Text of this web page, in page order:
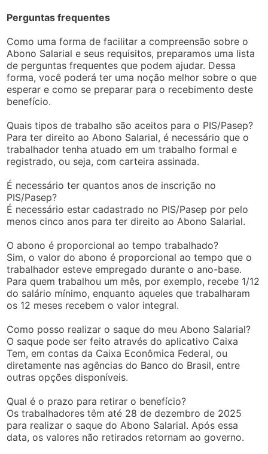
Perguntas frequentes
Como uma forma de facilitar a compreensão sobre o
Abono Salarial e seus requisitos, preparamos uma lista
de perguntas frequentes que podem ajudar. Dessa
forma, você poderá ter uma noção melhor sobre o que
esperar e como se preparar para o recebimento deste
benefício.
Quais tipos de trabalho são aceitos para o PIS/Pasep?
Para ter direito ao Abono Salarial, é necessário que o
trabalhador tenha atuado em um trabalho formal e
registrado, ou seja, com carteira assinada.
É necessário ter quantos anos de inscrição no
PIS/Pasep?
É necessário estar cadastrado no PIS/Pasep por pelo
menos cinco anos para ter direito ao Abono Salarial.
O abono é proporcional ao tempo trabalhado?
Sim, o valor do abono é proporcional ao tempo que o
trabalhador esteve empregado durante o ano-base.
Para quem trabalhou um mês, por exemplo, recebe 1/12
do salário mínimo, enquanto aqueles que trabalharam
os 12 meses recebem o valor integral.
Como posso realizar o saque do meu Abono Salarial?
O saque pode ser feito através do aplicativo Caixa
Tem, em contas da Caixa Econômica Federal, ou
diretamente nas agências do Banco do Brasil, entre
outras opções disponíveis.
Qual é o prazo para retirar o benefício?
Os trabalhadores têm até 28 de dezembro de 2025
para realizar o saque do Abono Salarial. Após essa
data, os valores não retirados retornam ao governo.